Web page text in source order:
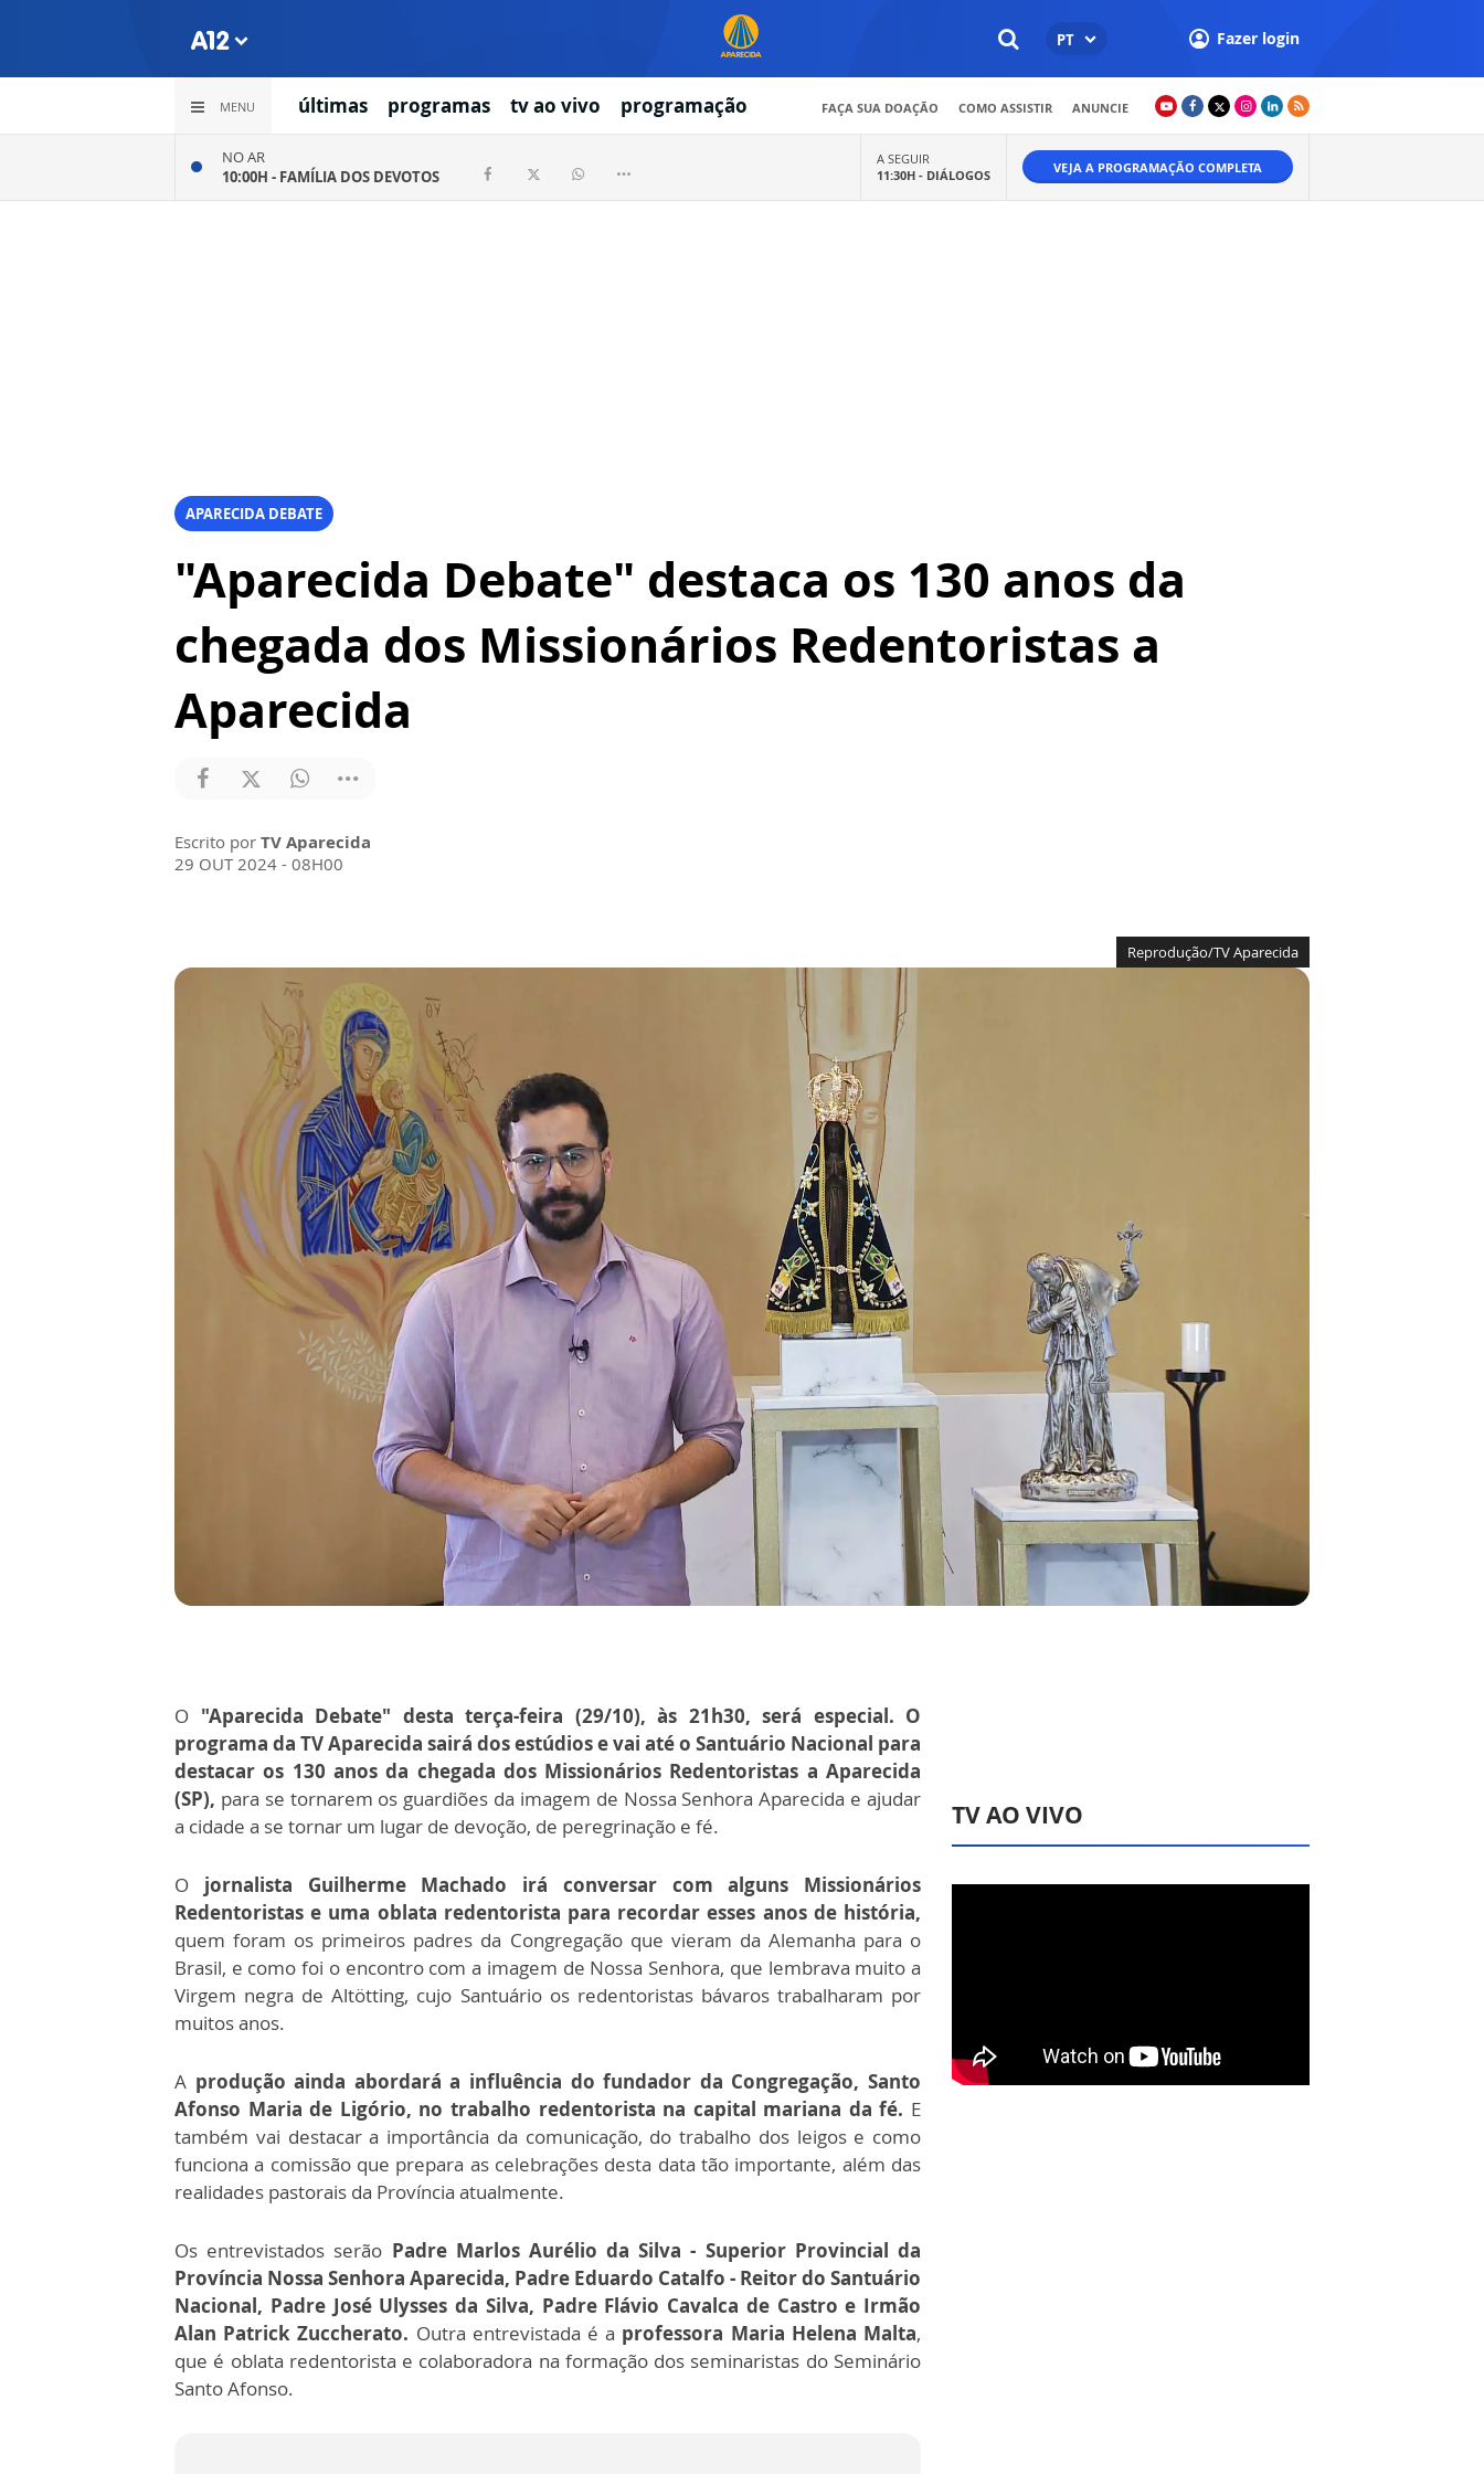
PT Fazer login
MENU últimas programas tv ao vivo programação FAÇA SUA DOAÇÃO COMO ASSISTIR ANUNCIE
NO AR
10:00H - FAMÍLIA DOS DEVOTOS
A SEGUIR
11:30H - DIÁLOGOS VEJA A PROGRAMAÇÃO COMPLETA
APARECIDA DEBATE
"Aparecida Debate" destaca os 130 anos da
chegada dos Missionários Redentoristas a
Aparecida
Escrito por TV Aparecida
29 OUT 2024 - 08H00
Reprodução/TV Aparecida
O "Aparecida Debate" desta terça-feira (29/10), às 21h30, será especial. O
programa da TV Aparecida sairá dos estúdios e vai até o Santuário Nacional para
destacar os 130 anos da chegada dos Missionários Redentoristas a Aparecida
(SP), para se tornarem os guardiões da imagem de Nossa Senhora Aparecida e ajudar
a cidade a se tornar um lugar de devoção, de peregrinação e fé.
O jornalista Guilherme Machado irá conversar com alguns Missionários
Redentoristas e uma oblata redentorista para recordar esses anos de história,
quem foram os primeiros padres da Congregação que vieram da Alemanha para o
Brasil, e como foi o encontro com a imagem de Nossa Senhora, que lembrava muito a
Virgem negra de Altötting, cujo Santuário os redentoristas bávaros trabalharam por
muitos anos.
A produção ainda abordará a influência do fundador da Congregação, Santo
Afonso Maria de Ligório, no trabalho redentorista na capital mariana da fé. E
também vai destacar a importância da comunicação, do trabalho dos leigos e como
funciona a comissão que prepara as celebrações desta data tão importante, além das
realidades pastorais da Província atualmente.
Os entrevistados serão Padre Marlos Aurélio da Silva - Superior Provincial da
Província Nossa Senhora Aparecida, Padre Eduardo Catalfo - Reitor do Santuário
Nacional, Padre José Ulysses da Silva, Padre Flávio Cavalca de Castro e Irmão
Alan Patrick Zuccherato. Outra entrevistada é a professora Maria Helena Malta,
que é oblata redentorista e colaboradora na formação dos seminaristas do Seminário
Santo Afonso.
TV AO VIVO